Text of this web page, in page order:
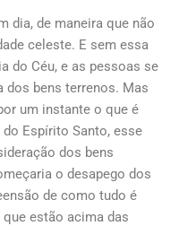
dia, de maneira que não
celeste. E sem essa
do Céu, e as pessoas se
dos bens terrenos. Mas
um instante o que é
Espírito Santo, esse
dos bens
o desapego dos
de como tudo é
estão acima das